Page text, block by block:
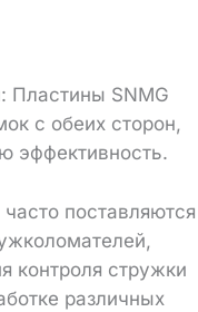
Пластины SNMG
с обеих сторон,
эффективность.
поставляются
контроля стружки
различных